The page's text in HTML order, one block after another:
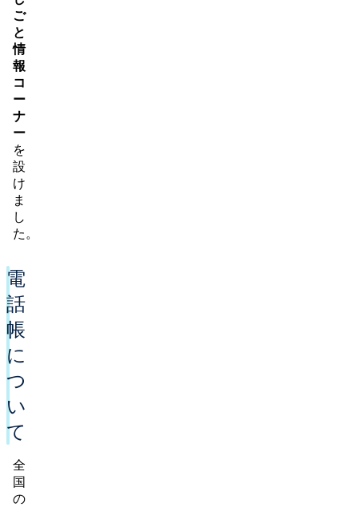
ご
と
情
報
コ
ー
ナ
ー
を
設
け
ま
し
た。
電
話
帳
に
つ
い
て
全
国
の